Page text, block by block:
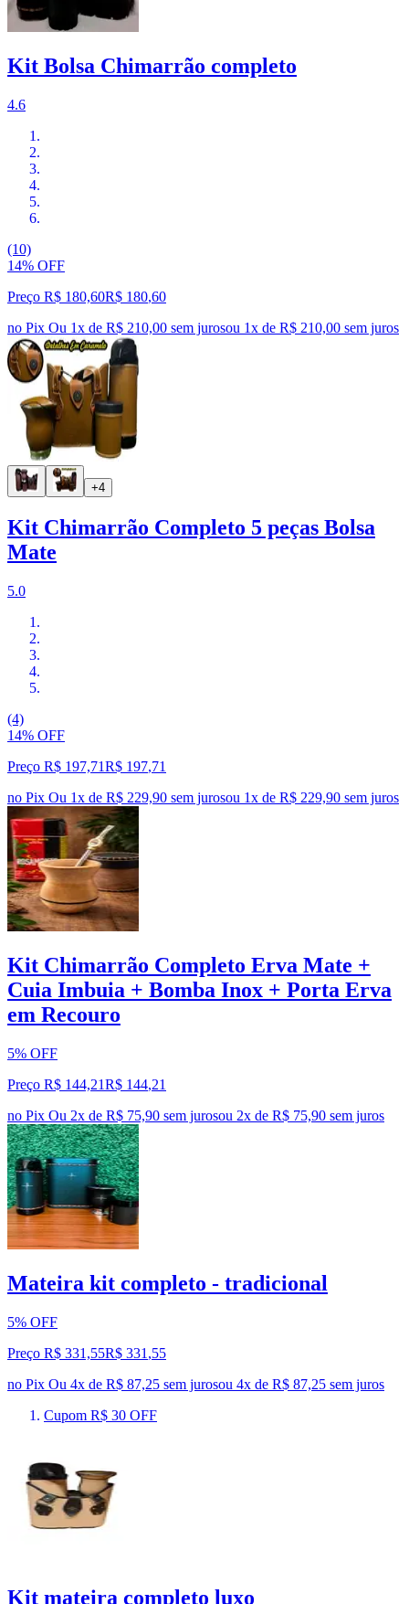
Kit Bolsa Chimarrão completo
4.6
(10)
14% OFF
Preço R$ 180,60R$ 180,60
no Pix Ou 1x de R$ 210,00 sem jurosou 1x de R$ 210,00 sem juros
+4
Kit Chimarrão Completo 5 peças Bolsa
Mate
5.0
(4)
14% OFF
Preço R$ 197,71R$ 197,71
no Pix Ou 1x de R$ 229,90 sem jurosou 1x de R$ 229,90 sem juros
Kit Chimarrão Completo Erva Mate +
Cuia Imbuia + Bomba Inox + Porta Erva
em Recouro
5% OFF
Preço R$ 144,21R$ 144,21
no Pix Ou 2x de R$ 75,90 sem jurosou 2x de R$ 75,90 sem juros
Mateira kit completo - tradicional
5% OFF
Preço R$ 331,55R$ 331 ,55
no Pix Ou 4x de R$ 87,25 sem jurosou 4x de R$ 87,25 sem juros
Cupom R$ 30 OFF
Kit mateira completo luxo